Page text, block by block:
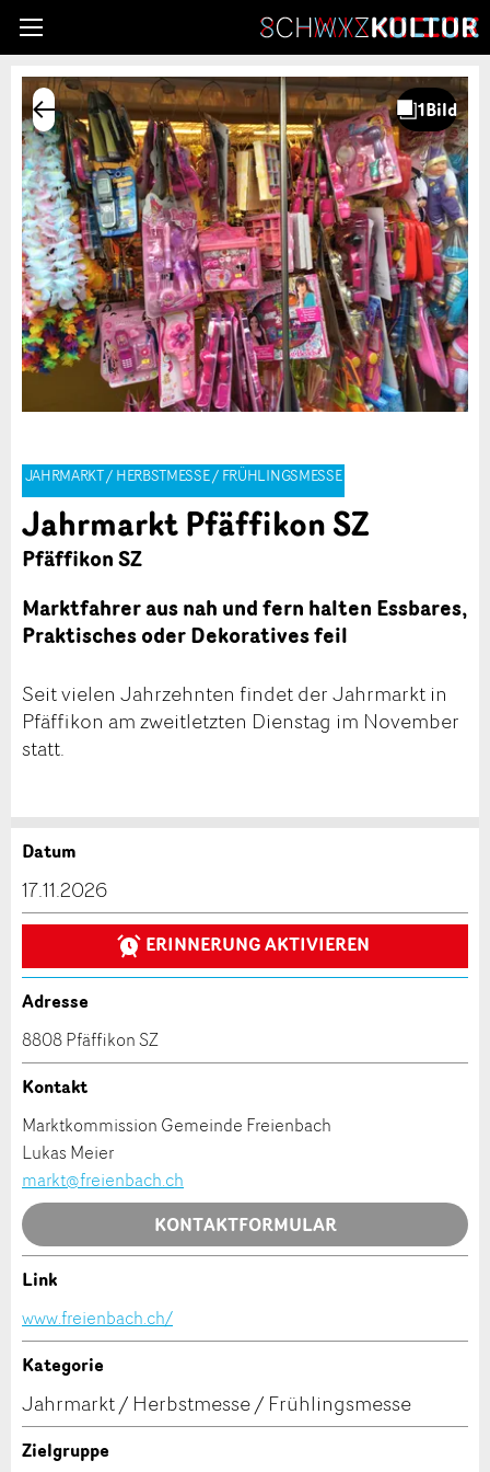
JAHRMARKT / HERBSTMESSE / FRÜHLINGSMESSE
Jahrmarkt Pfäffikon SZ
Pfäffikon SZ
Marktfahrer aus nah und fern halten Essbares,
Praktisches oder Dekoratives feil
Seit vielen Jahrzehnten findet der Jahrmarkt in
Pfäffikon am zweitletzten Dienstag im November
statt.
Anzeige beanstanden
Ihr Feedback wird sehr geschätzt!
Anzeige unvollständig
Nachricht
Anzeige weiterempfehlen
Empfehlen Sie diese Anzeige an Freunde weiter.
* Eingabe erforderlich
ANZEIGE WEITEREMPFEHLEN
Schliessen
Reservation
Veranstaltungsdatum *:
Anzahl der Teilnehmer *:
Vorname / Nachname *:
Firma / Organisation:
Adresszusatz:
Strasse und Nr. *:
PLZ / Ort *:
Datum
17.11.2026
ERINNERUNG AKTIVIEREN
Adresse
8808 Pfäffikon SZ
Kontakt
Marktkommission Gemeinde Freienbach
Lukas Meier
markt@freienbach.ch
KONTAKTFORMULAR
Kontakt
Verfassen Sie eine Nachricht für die Kontaktpersonen
Link
www.freienbach.ch/
Kategorie
Jahrmarkt / Herbstmesse / Frühlingsmesse
Zielgruppe